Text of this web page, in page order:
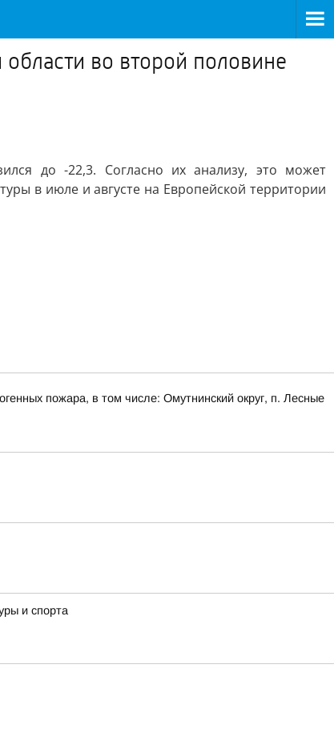
во второй половине
до -22,3. Согласно их анализу, это может
в июле и августе на Европейской территории
пожара, в том числе: Омутнинский округ, п. Лесные
и спорта